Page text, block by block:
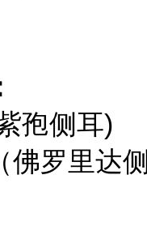
孢侧耳)
佛罗里达侧